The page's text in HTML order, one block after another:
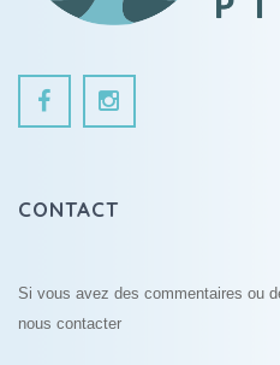
CONTACT
Si vous avez des commentaires ou
nous contacter